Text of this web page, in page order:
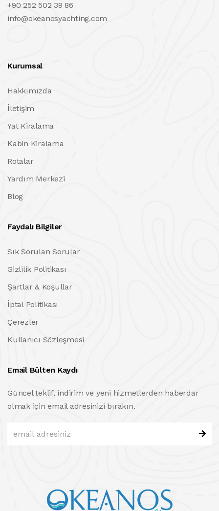
+90 252 502 39 86
info@okeanosyachting.com
Kurumsal
Hakkımızda
İletişim
Yat Kiralama
Kabin Kiralama
Rotalar
Yardım Merkezi
Blog
Faydalı Bilgiler
Sık Sorulan Sorular
Gizlilik Politikası
Şartlar & Koşullar
İptal Politikası
Çerezler
Kullanıcı Sözleşmesi
Email Bülten Kaydı
Güncel teklif, indirim ve yeni hizmetlerden haberdar
olmak için email adresinizi bırakın.